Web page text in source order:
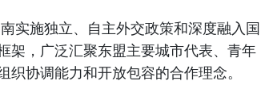
实施独立、自主外交政策和深度融入国
架，广泛汇聚东盟主要城市代表、青年
协调能力和开放包容的合作理念。